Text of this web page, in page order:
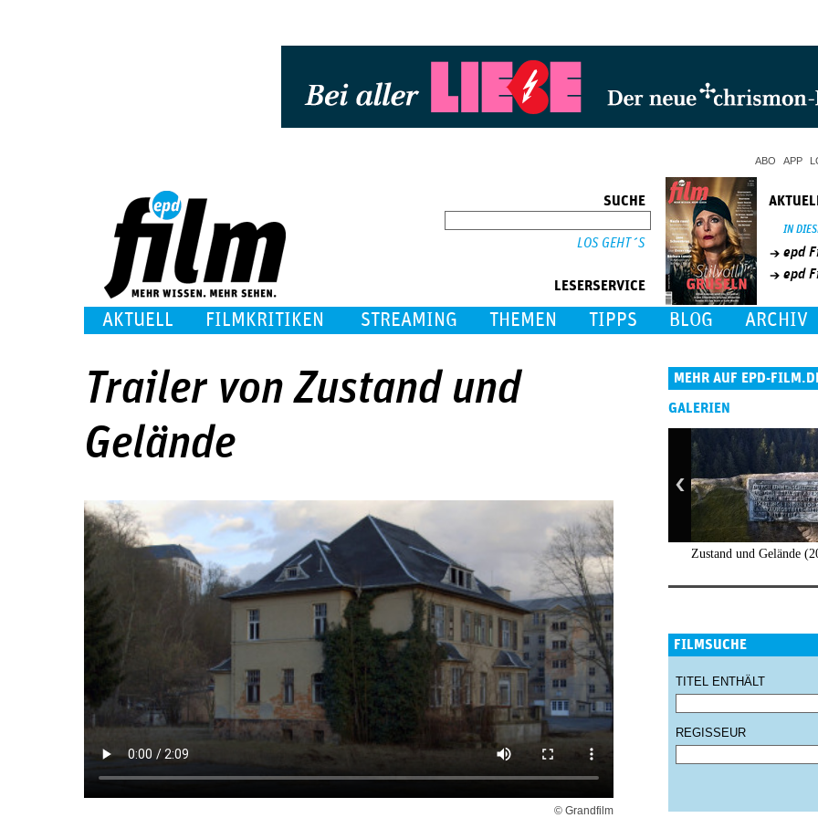
ABO APP
SUCHE
LESERSERVICE
IN
epd
epd
AKTUELL FILMKRITIKEN STREAMING THEMEN TIPPS BLOG ARCHIV
Trailer von Zustand und
Gelände
© Grandfilm
MEHR AUF EPD-
GALERIEN
Zustand und Gelände
FILMSUCHE
TITEL ENTHÄLT
REGISSEUR